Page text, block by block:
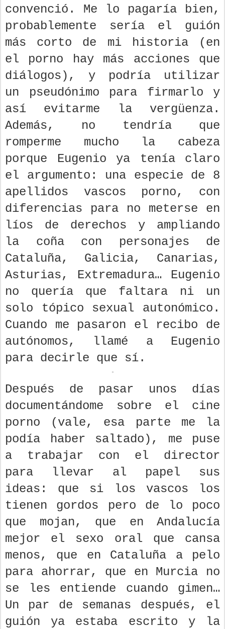
convenció. Me lo pagaría bien,
probablemente sería el guión
más corto de mi historia (en
el porno hay más acciones que
diálogos), y podría utilizar
un pseudónimo para firmarlo y
así evitarme la vergüenza.
Además, no tendría que
romperme mucho la cabeza
porque Eugenio ya tenía claro
el argumento: una especie de 8
apellidos vascos porno, con
diferencias para no meterse en
líos de derechos y ampliando
la coña con personajes de
Cataluña, Galicia, Canarias,
Asturias, Extremadura… Eugenio
no quería que faltara ni un
solo tópico sexual autonómico.
Cuando me pasaron el recibo de
autónomos, llamé a Eugenio
para decirle que sí.
Después de pasar unos días
documentándome sobre el cine
porno (vale, esa parte me la
podía haber saltado), me puse
a trabajar con el director
para llevar al papel sus
ideas: que si los vascos los
tienen gordos pero de lo poco
que mojan, que en Andalucía
mejor el sexo oral que cansa
menos, que en Cataluña a pelo
para ahorrar, que en Murcia no
se les entiende cuando gimen…
Un par de semanas después, el
guión ya estaba escrito y la